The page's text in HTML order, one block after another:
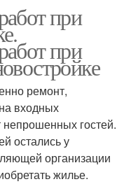
при
при
ремонт,
входных
непрошенных гостей.
остались у
организации
жилье.